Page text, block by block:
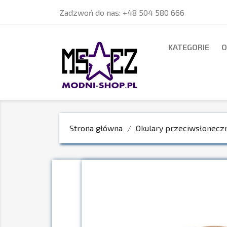
Zadzwoń do nas: +48 504 580 666
KATEGORIE
Strona główna Okulary